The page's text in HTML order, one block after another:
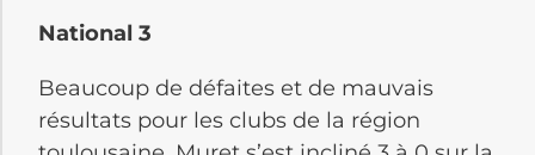
National 3
Beaucoup de défaites et de mauvais
résultats pour les clubs de la région